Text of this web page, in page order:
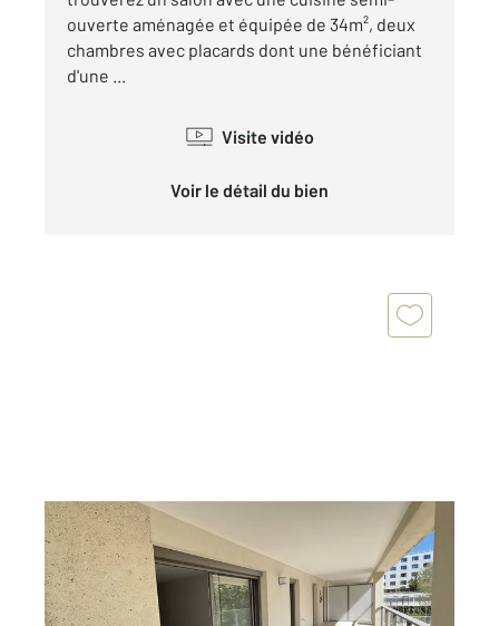
ouverte aménagée et équipée de 34m², deux
chambres avec placards dont une bénéficiant
d'une ...
Visite vidéo
Voir le détail du bien
MONTPELLIER 34
77 m2, 3 pièces
Ref : 54893
Appartement F3 à vendre